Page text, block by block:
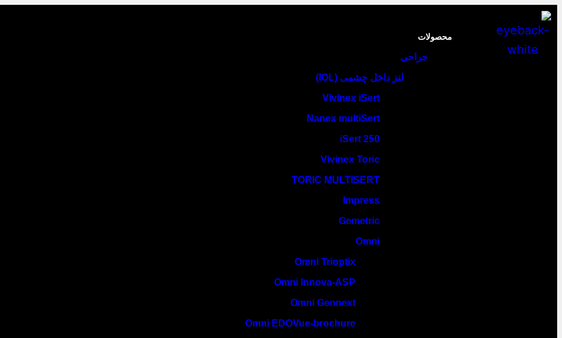
محصولات
جراحی
لنز داخل چشمی (IOL)
Vivinex iSert
Nanex multiSert
iSert 250
Vivinex Toric
TORIC MULTISERT
Impress
Gemetric
Omni
Omni Trioptix
Omni Innova-ASP
Omni Gennext
Omni EDOVue-brochure